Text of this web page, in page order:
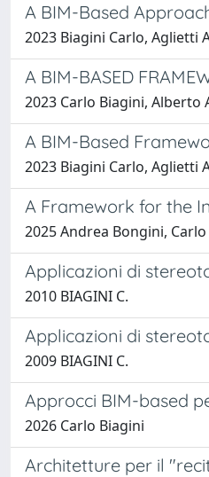
A BIM-Based
2023 Biagini Carlo, Aglietti
A BIM-BASED
2023 Carlo Biagini, Alberto
A BIM-Based
2023 Biagini Carlo, Aglietti
A Framework for the
2025 Andrea Bongini,
Applicazioni di
2010 BIAGINI C.
Applicazioni di
2009 BIAGINI C.
Approcci BIM-based
2026 Carlo Biagini
Architetture per il